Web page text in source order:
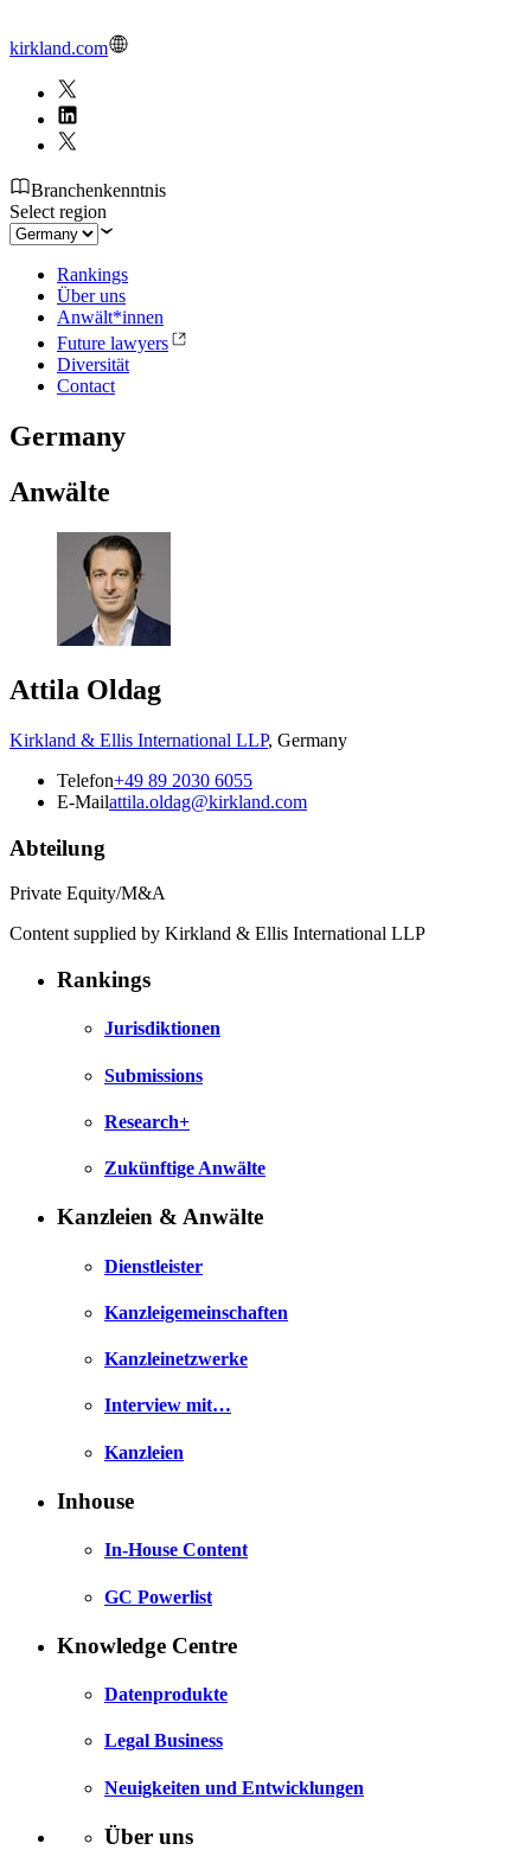
kirkland.com
Branchenkenntnis
Select region
Rankings
Über uns
Anwält*innen
Future lawyers
Diversität
Contact
Germany
Anwälte
Attila Oldag
Kirkland & Ellis International LLP, Germany
Telefon+49 89 2030 6055
E-Mailattila.oldag@kirkland.com
Abteilung
Private Equity/M&A
Content supplied by Kirkland & Ellis International LLP
Rankings
Jurisdiktionen
Submissions
Research+
Zukünftige Anwälte
Kanzleien & Anwälte
Dienstleister
Kanzleigemeinschaften
Kanzleinetzwerke
Interview mit…
Kanzleien
Inhouse
In-House Content
GC Powerlist
Knowledge Centre
Datenprodukte
Legal Business
Neuigkeiten und Entwicklungen
Über uns